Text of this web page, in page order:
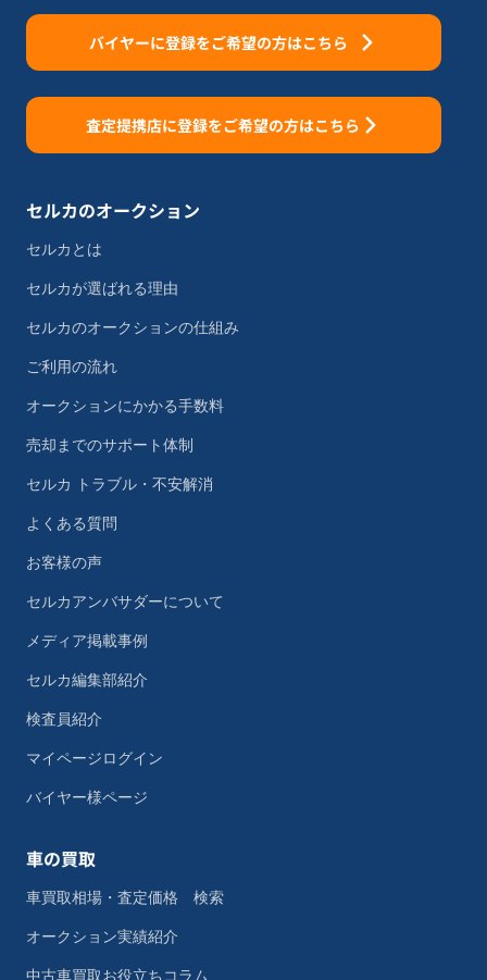
バイヤーに登録をご希望の方はこちら
査定提携店に登録をご希望の方はこちら
セルカのオークション
セルカとは
セルカが選ばれる理由
セルカのオークションの仕組み
ご利用の流れ
オークションにかかる手数料
売却までのサポート体制
セルカ トラブル・不安解消
よくある質問
お客様の声
セルカアンバサダーについて
メディア掲載事例
セルカ編集部紹介
検査員紹介
マイページログイン
バイヤー様ページ
車の買取
車買取相場・査定価格 検索
オークション実績紹介
中古車買取お役立ちコラム